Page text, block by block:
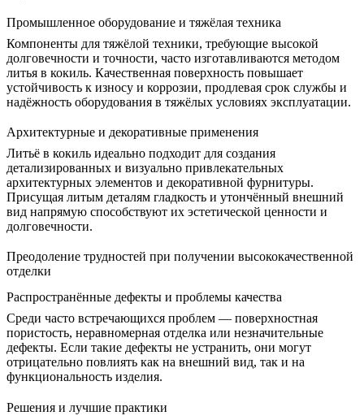
Промышленное оборудование и тяжёлая техника
Компоненты для тяжёлой техники, требующие высокой
долговечности и точности, часто изготавливаются методом
литья в кокиль. Качественная поверхность повышает
устойчивость к износу и коррозии, продлевая срок службы и
надёжность оборудования в тяжёлых условиях эксплуатации.
Архитектурные и декоративные применения
Литьё в кокиль идеально подходит для создания
детализированных и визуально привлекательных
архитектурных элементов и декоративной фурнитуры.
Присущая литым деталям гладкость и утончённый внешний
вид напрямую способствуют их эстетической ценности и
долговечности.
Преодоление трудностей при получении высококачественной
отделки
Распространённые дефекты и проблемы качества
Среди часто встречающихся проблем — поверхностная
пористость, неравномерная отделка или незначительные
дефекты. Если такие дефекты не устранить, они могут
отрицательно повлиять как на внешний вид, так и на
функциональность изделия.
Решения и лучшие практики